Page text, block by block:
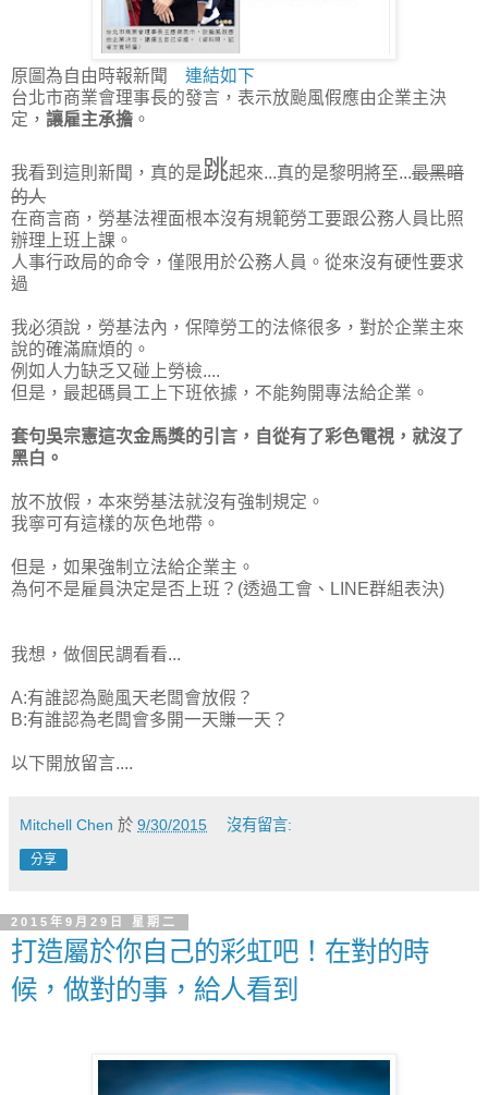
原圖為自由時報新聞 連結如下
台北市商業會理事長的發言，表示放颱風假應由企業主決
定， 讓雇主承擔 。
我看到這則新聞，真的是跳起來...真的是黎明將至...最黑暗
的人
在商言商，勞基法裡面根本沒有規範勞工要跟公務人員比照
辦理上班上課。
人事行政局的命令，僅限用於公務人員。從來沒有硬性要求
過
我必須說，勞基法內，保障勞工的法條很多，對於企業主來
說的確滿麻煩的。
例如人力缺乏又碰上勞檢....
但是，最起碼員工上下班依據，不能夠開專法給企業。
套句吳宗憲這次金馬獎的引言，自從有了彩色電視，就沒了
黑白。
放不放假，本來勞基法就沒有強制規定。
我寧可有這樣的灰色地帶。
但是，如果強制立法給企業主。
為何不是雇員決定是否上班？(透過工會、LINE群組表決)
我想，做個民調看看...
A:有誰認為颱風天老闆會放假？
B:有誰認為老闆會多開一天賺一天？
以下開放留言....
Mitchell Chen 於 9/30/2015 沒有留言:
分享
2015年9月29日 星期二
打造屬於你自己的彩虹吧！在對的時
候，做對的事，給人看到